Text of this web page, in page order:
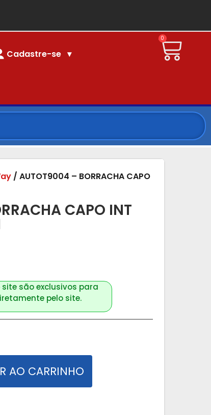
Cadastre-se
0
CAPO INT
/ AUTOT9004 – BORRACHA CAPO
são exclusivos para
pelo site.
AO CARRINHO